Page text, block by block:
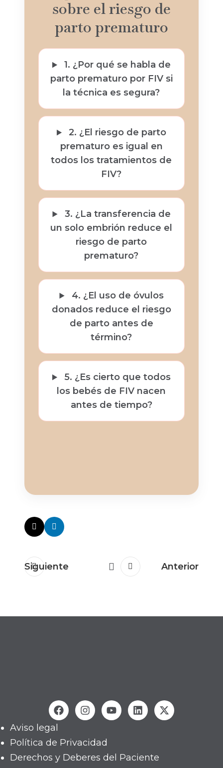
sobre el riesgo de
parto prematuro
1. ¿Por qué se habla de
parto prematuro por FIV si
la técnica es segura?
2. ¿El riesgo de parto
prematuro es igual en
todos los tratamientos de
FIV?
3. ¿La transferencia de
un solo embrión reduce el
riesgo de parto
prematuro?
4. ¿El uso de óvulos
donados reduce el riesgo
de parto antes de
término?
5. ¿Es cierto que todos
los bebés de FIV nacen
antes de tiempo?
Siguiente Anterior
Aviso legal
Política de Privacidad
Derechos y Deberes del Paciente